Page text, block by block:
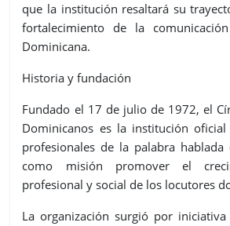
que la institución resaltará su
fortalecimiento de la
Dominicana.
Historia y fundación
Fundado el 17 de julio de 1972, el
Dominicanos es la institución
profesionales de la palabra
como misión promover el
profesional y social de los locutores
La organización surgió por